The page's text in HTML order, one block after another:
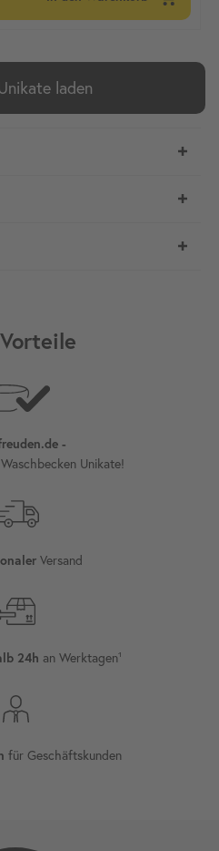
laden
-
Unikate!
Versand
24h an Werktagen¹
für Geschäftskunden